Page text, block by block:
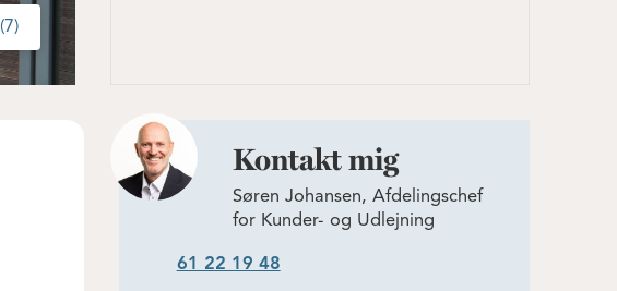
(7)
Kontakt mig
Søren Johansen, Afdelingschef
for Kunder- og Udlejning
61 22 19 48